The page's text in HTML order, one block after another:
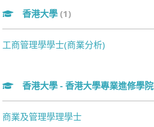
香港大學 (1)
工商管理學學士(商業分析)
香港大學 - 香港大學專業進修學院
商業及管理學理學士